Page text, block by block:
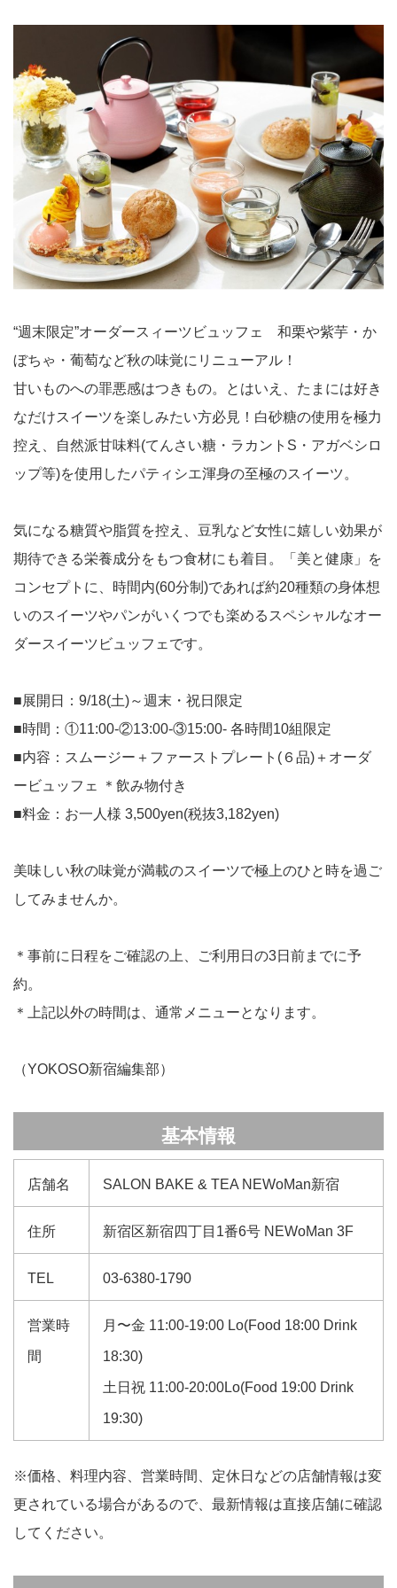
“週末限定”オーダースィーツビュッフェ 和栗や紫芋・か
ぼちゃ・葡萄など秋の味覚にリニューアル！
甘いものへの罪悪感はつきもの。とはいえ、たまには好き
なだけスイーツを楽しみたい方必見！白砂糖の使用を極力
控え、自然派甘味料(てんさい糖・ラカントS・アガベシロ
ップ等)を使用したパティシエ渾身の至極のスイーツ。
気になる糖質や脂質を控え、豆乳など女性に嬉しい効果が
期待できる栄養成分をもつ食材にも着目。「美と健康」を
コンセプトに、時間内(60分制)であれば約20種類の身体想
いのスイーツやパンがいくつでも楽めるスペシャルなオー
ダースイーツビュッフェです。
■展開日：9/18(土)～週末・祝日限定
■時間：①11:00-②13:00-③15:00- 各時間10組限定
■内容：スムージー＋ファーストプレート(６品)＋オーダ
ービュッフェ ＊飲み物付き
■料金：お一人様 3,500yen(税抜3,182yen)
美味しい秋の味覚が満載のスイーツで極上のひと時を過ご
してみませんか。
＊事前に日程をご確認の上、ご利用日の3日前までに予
約。
＊上記以外の時間は、通常メニューとなります。
（YOKOSO新宿編集部）
基本情報
店舗名 SALON BAKE & TEA NEWoMan新宿
住所 新宿区新宿四丁目1番6号 NEWoMan 3F
TEL 03-6380-1790
営業時
間
月〜金 11:00-19:00 Lo(Food 18:00 Drink
18:30)
土日祝 11:00-20:00Lo(Food 19:00 Drink
19:30)
※価格、料理内容、営業時間、定休日などの店舗情報は変
更されている場合があるので、最新情報は直接店舗に確認
してください。